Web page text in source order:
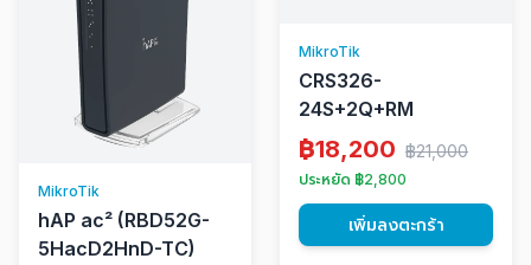
MikroTik
hAP ac² (RBD52G-
5HacD2HnD-TC)
MikroTik
CRS326-
24S+2Q+RM
฿18,200 ฿21,000
ประหยัด ฿2,800
เพิ่มลงตะกร้า